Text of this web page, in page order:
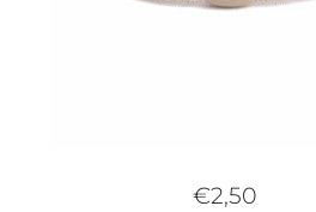
€2,50